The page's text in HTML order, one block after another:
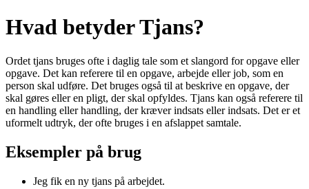
Hvad betyder Tjans?
Ordet tjans bruges ofte i daglig tale som et slangord for opgave eller
opgave. Det kan referere til en opgave, arbejde eller job, som en
person skal udføre. Det bruges også til at beskrive en opgave, der
skal gøres eller en pligt, der skal opfyldes. Tjans kan også referere til
en handling eller handling, der kræver indsats eller indsats. Det er et
uformelt udtryk, der ofte bruges i en afslappet samtale.
Eksempler på brug
Jeg fik en ny tjans på arbejdet.